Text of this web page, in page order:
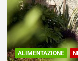
ALIMENTAZIONE